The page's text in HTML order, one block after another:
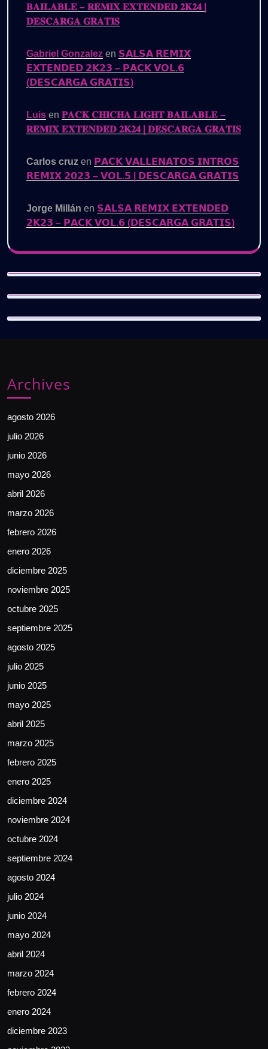
𝐁𝐀𝐈𝐋𝐀𝐁𝐋𝐄 – 𝐑𝐄𝐌𝐈𝐗 𝐄𝐗𝐓𝐄𝐍𝐃𝐄𝐃 𝟐𝐊𝟐𝟒 |
𝐃𝐄𝐒𝐂𝐀𝐑𝐆𝐀 𝐆𝐑𝐀𝐓𝐈𝐒
Gabriel Gonzalez en 𝗦𝗔𝗟𝗦𝗔 𝗥𝗘𝗠𝗜𝗫
𝗘𝗫𝗧𝗘𝗡𝗗𝗘𝗗 𝟮𝗞𝟮𝟯 – 𝗣𝗔𝗖𝗞 𝗩𝗢𝗟.𝟲
(𝗗𝗘𝗦𝗖𝗔𝗥𝗚𝗔 𝗚𝗥𝗔𝗧𝗜𝗦)
Luis en 𝐏𝐀𝐂𝐊 𝐂𝐇𝐈𝐂𝐇𝐀 𝐋𝐈𝐆𝐇𝐓 𝐁𝐀𝐈𝐋𝐀𝐁𝐋𝐄 –
𝐑𝐄𝐌𝐈𝐗 𝐄𝐗𝐓𝐄𝐍𝐃𝐄𝐃 𝟐𝐊𝟐𝟒 | 𝐃𝐄𝐒𝐂𝐀𝐑𝐆𝐀 𝐆𝐑𝐀𝐓𝐈𝐒
Carlos cruz en 𝗣𝗔𝗖𝗞 𝗩𝗔𝗟𝗟𝗘𝗡𝗔𝗧𝗢𝗦 𝗜𝗡𝗧𝗥𝗢𝗦
𝗥𝗘𝗠𝗜𝗫 𝟮𝟬𝟮𝟯 – 𝗩𝗢𝗟.𝟱 | 𝗗𝗘𝗦𝗖𝗔𝗥𝗚𝗔 𝗚𝗥𝗔𝗧𝗜𝗦
Jorge Millán en 𝗦𝗔𝗟𝗦𝗔 𝗥𝗘𝗠𝗜𝗫 𝗘𝗫𝗧𝗘𝗡𝗗𝗘𝗗
𝟮𝗞𝟮𝟯 – 𝗣𝗔𝗖𝗞 𝗩𝗢𝗟.𝟲 (𝗗𝗘𝗦𝗖𝗔𝗥𝗚𝗔 𝗚𝗥𝗔𝗧𝗜𝗦)
Archives
agosto 2026
julio 2026
junio 2026
mayo 2026
abril 2026
marzo 2026
febrero 2026
enero 2026
diciembre 2025
noviembre 2025
octubre 2025
septiembre 2025
agosto 2025
julio 2025
junio 2025
mayo 2025
abril 2025
marzo 2025
febrero 2025
enero 2025
diciembre 2024
noviembre 2024
octubre 2024
septiembre 2024
agosto 2024
julio 2024
junio 2024
mayo 2024
abril 2024
marzo 2024
febrero 2024
enero 2024
diciembre 2023